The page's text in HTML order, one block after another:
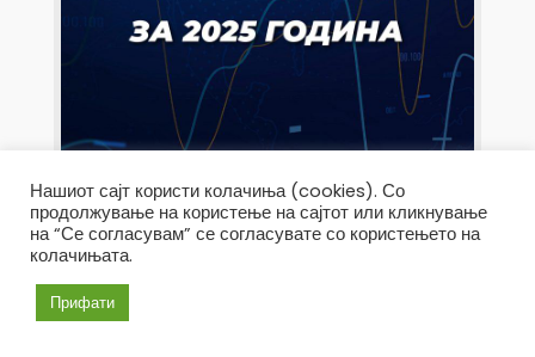
Нашиот сајт користи колачиња (cookies). Со
продолжување на користење на сајтот или кликнување
на “Се согласувам” се согласувате со користењето на
колачињата.
Прифати